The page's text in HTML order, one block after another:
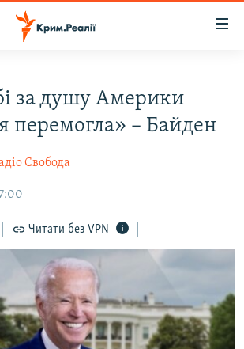
за душу Америки
перемогла» – Байден
Свобода
Читати без VPN